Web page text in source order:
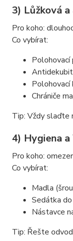
3) Lůžková
Pro koho:
Co vybírat:
Polohovací
Polohovací
Chrániče
Tip: Vždy slaďte
4) Hygiena a
Pro koho:
Co vybírat:
Madla
Sedátka
Nástavce
Tip: Řešte